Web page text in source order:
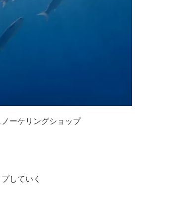
ーケリングショップ
していく